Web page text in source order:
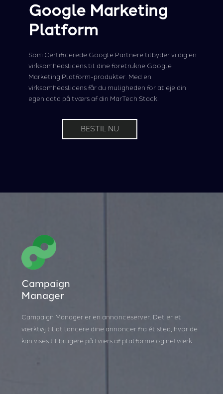
Google Marketing
Platform
Som Certificerede Google Partnere tilbyder vi dig en
virksomhedslicens til dine foretrukne Google
Marketing Platform-produkter. Med en
virksomhedslicens får du muligheden for at eje din
egen data på tværs af din MarTech Stack.
BESTIL NU
Campaign
Manager
Campaign Manager er en annonceserver. Det er et
værktøj til at lancere dine annoncer fra ét sted, hvor de
kan vises til brugere på tværs af platforme og netværk.